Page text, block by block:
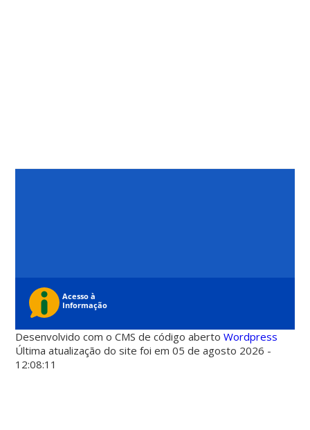
Desenvolvido com o CMS de código abertoWordpress
Última atualização do site foi em 05 de agosto 2026 -
12:08:11